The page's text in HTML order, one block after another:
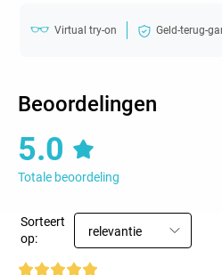
Virtual try-on Geld-terug-
Beoordelingen
5.0
Totale beoordeling
Sorteert
op:
relevantie